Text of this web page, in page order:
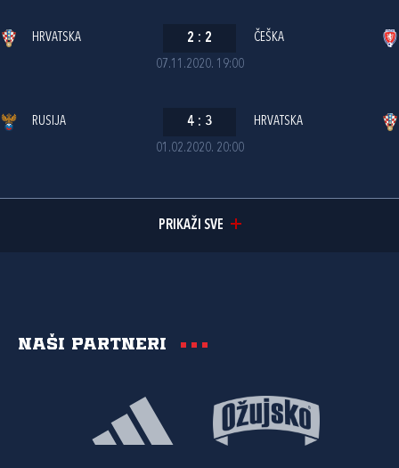
07.11.2020. 19:00
HRVATSKA 2 : 2 ČEŠKA
01.02.2020. 20:00
RUSIJA 4 : 3 HRVATSKA
PRIKAŽI SVE
Naši partneri